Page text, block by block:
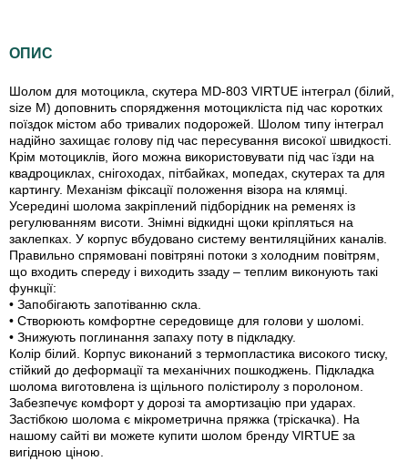
ОПИС
Шолом для мотоцикла, скутера MD-803 VIRTUE інтеграл (білий,
size M) доповнить спорядження мотоцикліста під час коротких
поїздок містом або тривалих подорожей. Шолом типу інтеграл
надійно захищає голову під час пересування високої швидкості.
Крім мотоциклів, його можна використовувати під час їзди на
квадроциклах, снігоходах, пітбайках, мопедах, скутерах та для
картингу. Механізм фіксації положення візора на клямці.
Усередині шолома закріплений підборідник на ременях із
регулюванням висоти. Знімні відкидні щоки кріпляться на
заклепках. У корпус вбудовано систему вентиляційних каналів.
Правильно спрямовані повітряні потоки з холодним повітрям,
що входить спереду і виходить ззаду – теплим виконують такі
функції:
• Запобігають запотіванню скла.
• Створюють комфортне середовище для голови у шоломі.
• Знижують поглинання запаху поту в підкладку.
Колір білий. Корпус виконаний з термопластика високого тиску,
стійкий до деформації та механічних пошкоджень. Підкладка
шолома виготовлена із щільного полістиролу з поролоном.
Забезпечує комфорт у дорозі та амортизацію при ударах.
Застібкою шолома є мікрометрична пряжка (тріскачка). На
нашому сайті ви можете купити шолом бренду VIRTUE за
вигідною ціною.